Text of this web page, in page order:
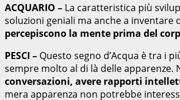
ACQUARIO – La caratteristica più
soluzioni geniali ma anche a inventare
percepiscono la mente prima del
PESCI – Questo segno d’Acqua è tra i
sempre molto al di là delle
conversazioni, avere rapporti
mera apparenza non potrebbe